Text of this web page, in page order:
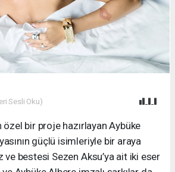
Sesli Oku)
özel bir proje hazırlayan Aybüke
güçlü isimleriyle bir araya
bestesi Sezen Aksu’ya ait iki eser